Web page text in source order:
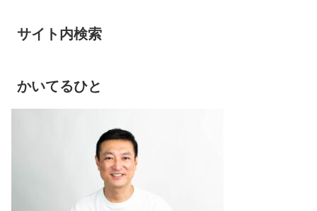
サイト内検索
かいてるひと